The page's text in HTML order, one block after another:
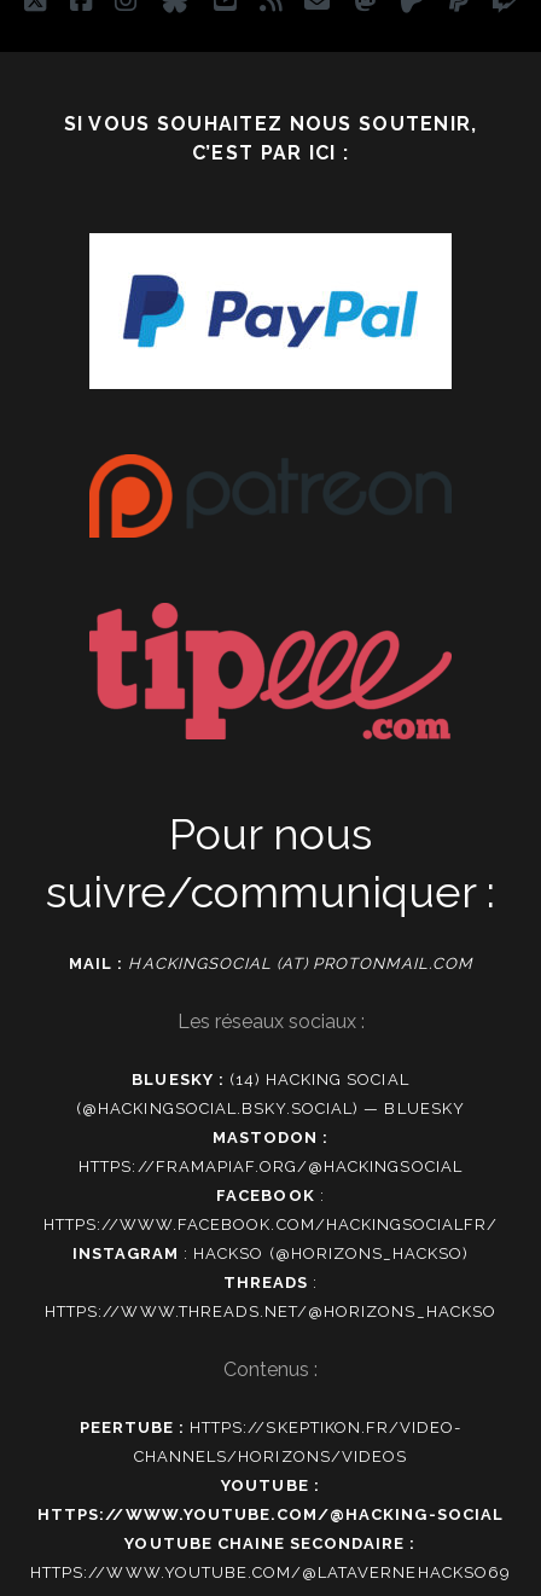
SI VOUS SOUHAITEZ NOUS SOUTENIR,
C’EST PAR ICI :
Pour nous
suivre/communiquer :
MAIL : HACKINGSOCIAL (AT) PROTONMAIL.COM
Les réseaux sociaux :
BLUESKY : (14) HACKING SOCIAL
(@HACKINGSOCIAL.BSKY.SOCIAL) — BLUESKY
MASTODON :
HTTPS://FRAMAPIAF.ORG/@HACKINGSOCIAL
FACEBOOK :
HTTPS://WWW.FACEBOOK.COM/HACKINGSOCIALFR/
INSTAGRAM : HACKSO (@HORIZONS_HACKSO)
THREADS :
HTTPS://WWW.THREADS.NET/@HORIZONS_HACKSO
Contenus :
PEERTUBE : HTTPS://SKEPTIKON.FR/VIDEO-
CHANNELS/HORIZONS/VIDEOS
YOUTUBE :
HTTPS://WWW.YOUTUBE.COM/@HACKING-SOCIAL
YOUTUBE CHAINE SECONDAIRE :
HTTPS://WWW.YOUTUBE.COM/@LATAVERNEHACKSO69